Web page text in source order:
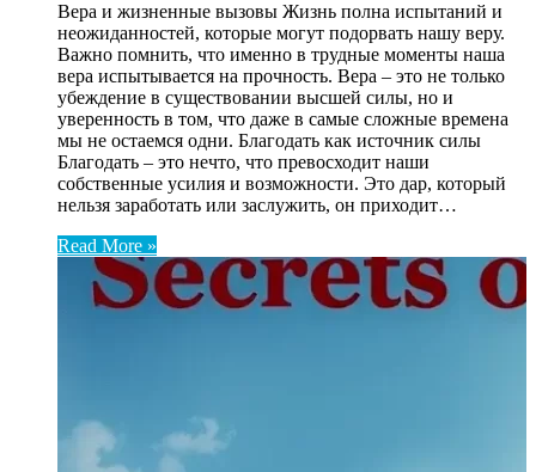
Вера и жизненные вызовы Жизнь полна испытаний и
неожиданностей, которые могут подорвать нашу веру.
Важно помнить, что именно в трудные моменты наша
вера испытывается на прочность. Вера – это не только
убеждение в существовании высшей силы, но и
уверенность в том, что даже в самые сложные времена
мы не остаемся одни. Благодать как источник силы
Благодать – это нечто, что превосходит наши
собственные усилия и возможности. Это дар, который
нельзя заработать или заслужить, он приходит…
Read More »